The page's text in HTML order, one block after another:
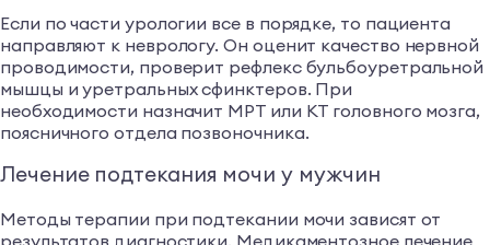
Если по части урологии все в порядке, то пациента
направляют к неврологу. Он оценит качество нервной
проводимости, проверит рефлекс бульбоуретральной
мышцы и уретральных сфинктеров. При
необходимости назначит МРТ или КТ головного мозга,
поясничного отдела позвоночника.
Лечение подтекания мочи у мужчин
Методы терапии при подтекании мочи зависят от
результатов диагностики. Медикаментозное лечение